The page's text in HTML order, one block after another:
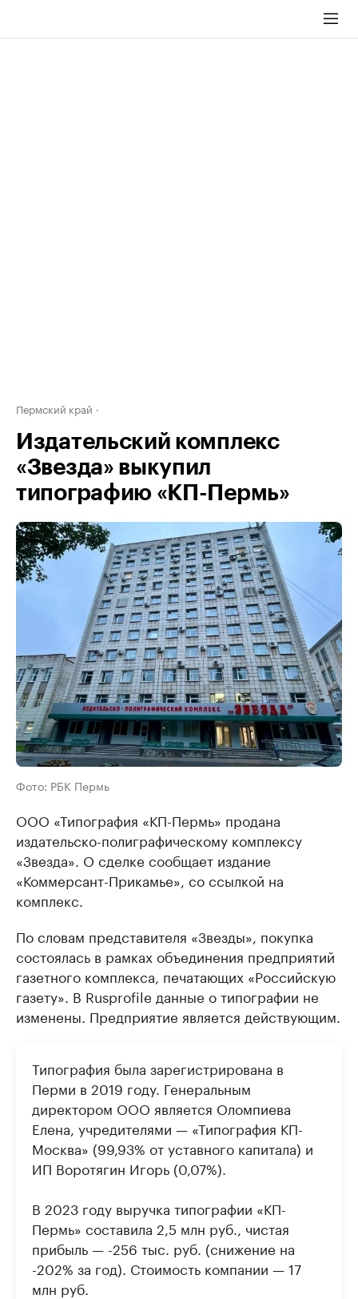
Пермский край
Издательский комплекс
«Звезда» выкупил
типографию «КП-Пермь»
Фото: РБК Пермь
ООО «Типография «КП-Пермь» продана
издательско-полиграфическому комплексу
«Звезда». О сделке сообщает издание
«Коммерсант-Прикамье», со ссылкой на
комплекс.
По словам представителя «Звезды», покупка
состоялась в рамках объединения предприятий
газетного комплекса, печатающих «Российскую
газету». В Rusprofile данные о типографии не
изменены. Предприятие является действующим.
Типография была зарегистрирована в
Перми в 2019 году. Генеральным
директором ООО является Оломпиева
Елена, учредителями — «Типография КП-
Москва» (99,93% от уставного капитала) и
ИП Воротягин Игорь (0,07%).
В 2023 году выручка типографии «КП-
Пермь» составила 2,5 млн руб., чистая
прибыль — -256 тыс. руб. (снижение на
-202% за год). Стоимость компании — 17
млн руб.